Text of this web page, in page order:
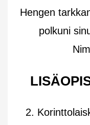
Hengen
polkuni
2.